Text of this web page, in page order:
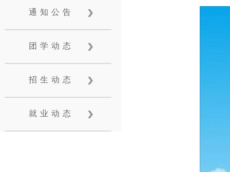
通知公告
团学动态
招生动态
就业动态